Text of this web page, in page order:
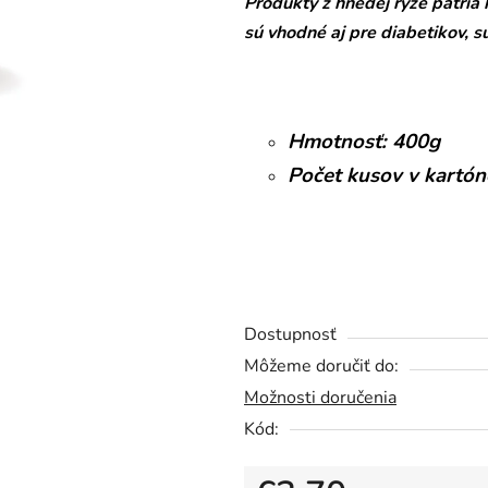
z
5
sú vhodné aj pre diabetikov,
Hmotnosť: 400g
Počet kusov v
Dostupnosť
Môžeme doručiť do:
Možnosti doručenia
Kód: